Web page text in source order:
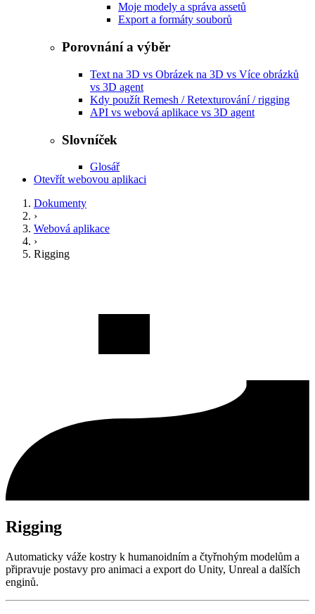
Moje modely a správa assetů
Export a formáty souborů
Porovnání a výběr
Text na 3D vs Obrázek na 3D vs Více obrázků
vs 3D agent
Kdy použít Remesh / Retexturování / rigging
API vs webová aplikace vs 3D agent
Slovníček
Glosář
Otevřít webovou aplikaci
Dokumenty
›
Webová aplikace
›
Rigging
Rigging
Automaticky váže kostry k humanoidním a čtyřnohým modelům a
připravuje postavy pro animaci a export do Unity, Unreal a dalších
enginů.